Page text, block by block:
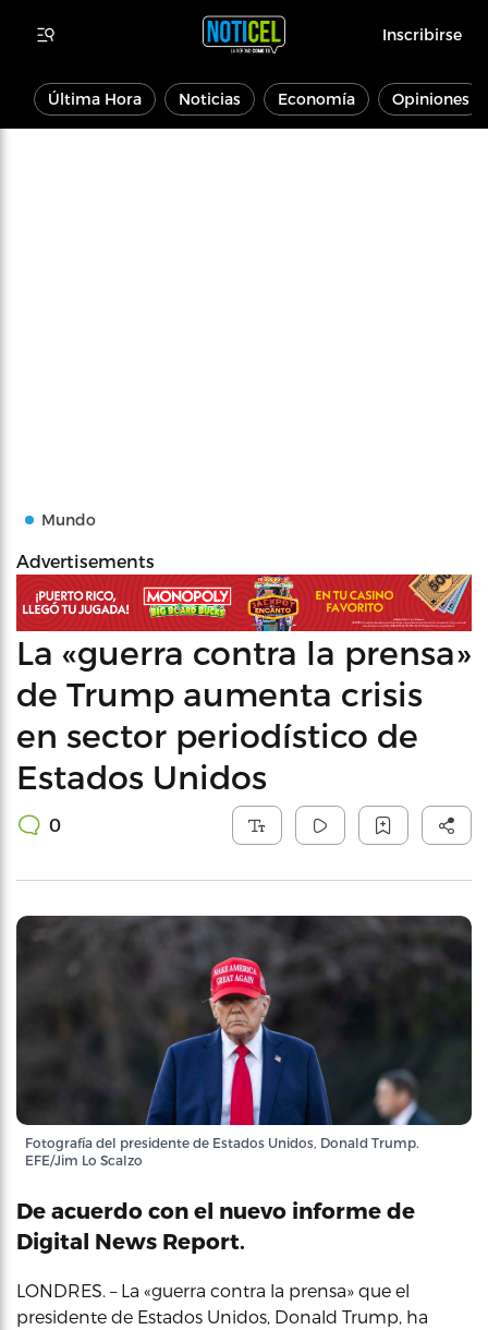
Inscribirse
Última Hora Noticias Economía Opiniones
Mundo
Advertisements
La «guerra contra la prensa»
de Trump aumenta crisis
en sector periodístico de
Estados Unidos
0
Fotografía del presidente de Estados Unidos, Donald Trump.
EFE/Jim Lo Scalzo
De acuerdo con el nuevo informe de
Digital News Report.
LONDRES. – La «guerra contra la prensa» que el
presidente de Estados Unidos, Donald Trump, ha